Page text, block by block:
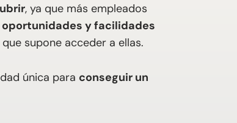
, ya que más empleados
oportunidades y facilidades
supone acceder a ellas.
única para conseguir un